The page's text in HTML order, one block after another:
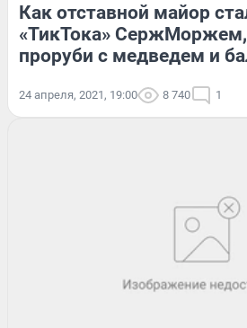
Как отставной майор
«ТикТока» СержМоржем,
проруби с медведем и
24 апреля, 2021, 19:00 8 740 1